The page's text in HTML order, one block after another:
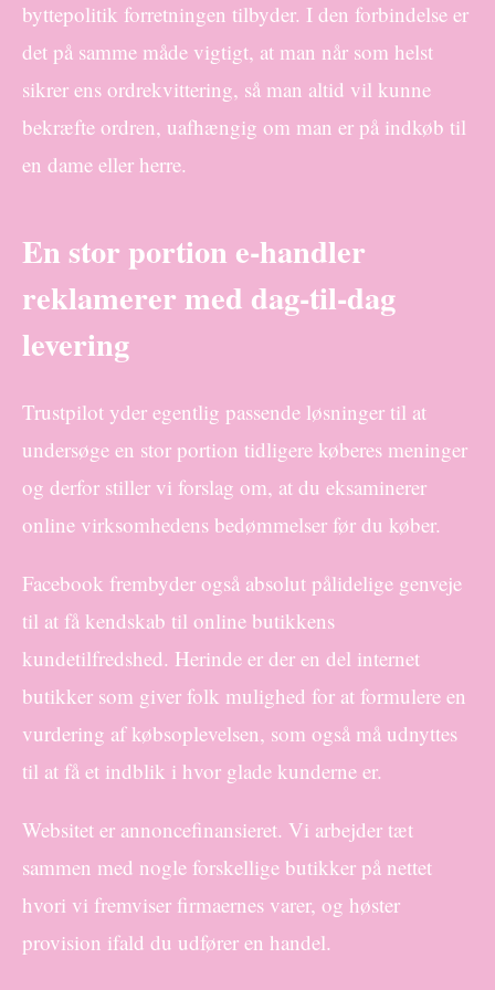
byttepolitik forretningen tilbyder. I den forbindelse er
det på samme måde vigtigt, at man når som helst
sikrer ens ordrekvittering, så man altid vil kunne
bekræfte ordren, uafhængig om man er på indkøb til
en dame eller herre.
En stor portion e-handler
reklamerer med dag-til-dag
levering
Trustpilot yder egentlig passende løsninger til at
undersøge en stor portion tidligere køberes meninger
og derfor stiller vi forslag om, at du eksaminerer
online virksomhedens bedømmelser før du køber.
Facebook frembyder også absolut pålidelige genveje
til at få kendskab til online butikkens
kundetilfredshed. Herinde er der en del internet
butikker som giver folk mulighed for at formulere en
vurdering af købsoplevelsen, som også må udnyttes
til at få et indblik i hvor glade kunderne er.
Websitet er annoncefinansieret. Vi arbejder tæt
sammen med nogle forskellige butikker på nettet
hvori vi fremviser firmaernes varer, og høster
provision ifald du udfører en handel.